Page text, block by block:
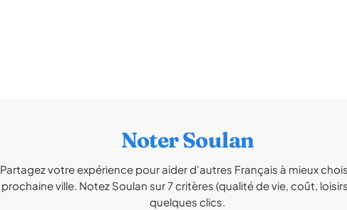
Noter Soulan
Partagez votre expérience pour aider d'autres Français à mieux
prochaine ville. Notez Soulan sur 7 critères (qualité de vie, coût,
quelques clics.